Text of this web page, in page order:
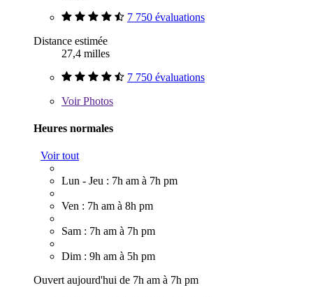
7 750 évaluations
Distance estimée
27,4 milles
7 750 évaluations
VoirPhotos
Heures normales
Voir tout
Lun - Jeu : 7h am à 7h pm
Ven : 7h am à 8h pm
Sam : 7h am à 7h pm
Dim : 9h am à 5h pm
Ouvert aujourd'hui de 7h am à 7h pm